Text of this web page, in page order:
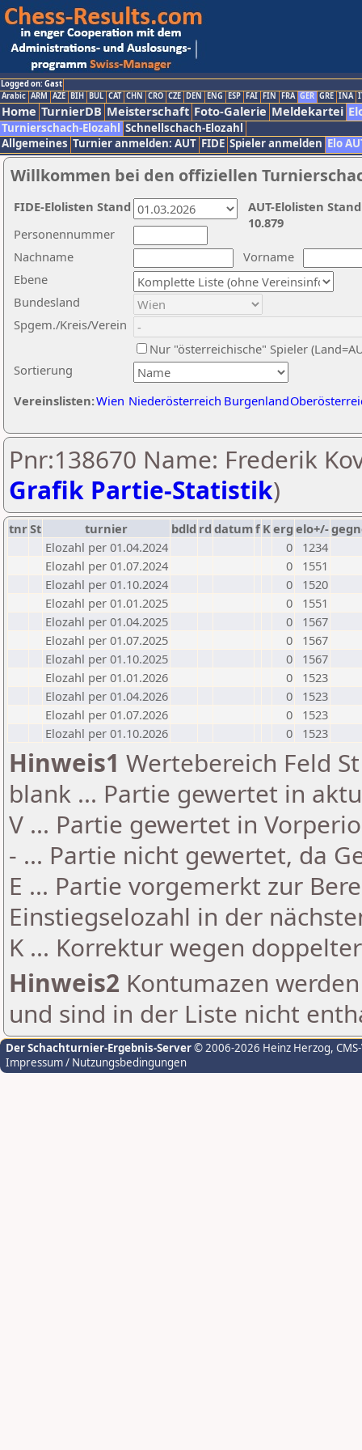
Logged on: Gast
Arabic ARM AZE BIH BUL CAT CHN CRO CZE DEN ENG ESP FAI FIN FRA GER GRE INA
Home TurnierDB Meisterschaft Foto-Galerie Meldekartei
Turnierschach-Elozahl Schnellschach-Elozahl
Allgemeines Turnier anmelden: AUT FIDE Spieler anmelden Elo
Willkommen bei den offiziellen
Nachname
Vorname
Ebene
Sortierung
Personennummer
Bundesland
Spgem./Kreis/Verein
Nur "österreichische" Spieler
Vereinslisten:Wien Niederösterreich Burgenland
AUT-Elolisten
10.879
FIDE-Elolisten Stand
Pnr:138670 Name: Frederik
Grafik Partie-Statistik)
tnrSt turnier bdld rd datumf Kerg elo+/-
Elozahl per 01.04.2024
0
1234
Elozahl per 01.07.2024
0
1551
Elozahl per 01.10.2024
0
1520
Elozahl per 01.01.2025
0
1551
Elozahl per 01.04.2025
0
1567
Elozahl per 01.07.2025
0
1567
Elozahl per 01.10.2025
0
1567
Elozahl per 01.01.2026
0
1523
Elozahl per 01.04.2026
0
1523
Elozahl per 01.07.2026
0
1523
Elozahl per 01.10.2026
0 1523
Hinweis1 Wertebereich Feld
blank ... Partie gewertet in
V ... Partie gewertet in
- ... Partie nicht gewertet, da
E ... Partie vorgemerkt zur
Einstiegselozahl in der
K ... Korrektur wegen
Hinweis2 Kontumazen
und sind in der Liste nicht
Der Schachturnier-Ergebnis-Server© 2006-2026 Heinz Herzog,
Impressum / Nutzungsbedingungen